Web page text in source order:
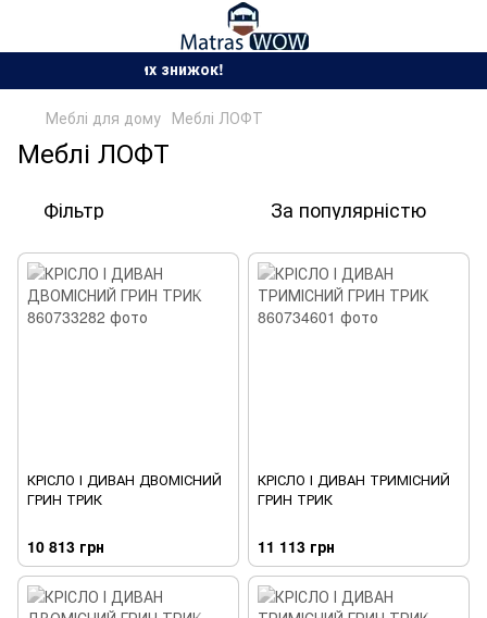
Сезон спекотних знижок!
Меблі для дому Меблі ЛОФТ
Меблі ЛОФТ
Фільтр За популярністю
КРІСЛО І ДИВАН ДВОМІСНИЙ
ГРИН ТРИК
10 813 грн
КРІСЛО І ДИВАН ТРИМІСНИЙ
ГРИН ТРИК
11 113 грн